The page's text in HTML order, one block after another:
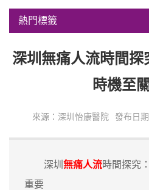
熱門標籤
深圳無痛人流時間
時機至
來源：深圳怡康醫院 發布日
深圳 無痛人流時間探究
重要